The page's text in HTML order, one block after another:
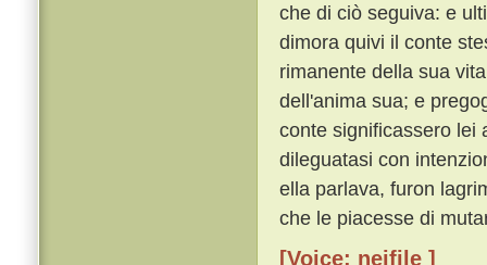
che di ciò seguiva: e
dimora quivi il conte
rimanente della sua
dell'anima sua; e
conte significassero lei
dileguatasi con
ella parlava, furon
che le piacesse di
[Voice: neifile ]